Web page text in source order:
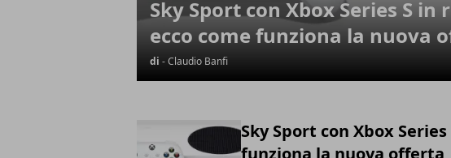
Sky Sport con Xbox Series S in
ecco come funziona la nuova
di - Claudio Banfi
Sky Sport con Xbox
funziona la nuova offerta